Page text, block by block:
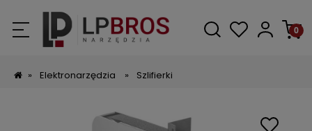
» Elektronarzędzia » Szlifierki